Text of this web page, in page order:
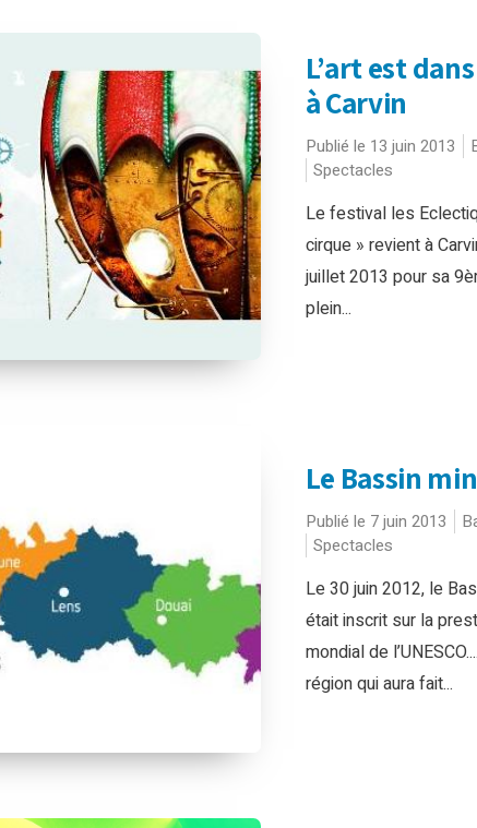
L’art est
à Carvin
Publié le 13 juin 2013
Spectacles
Le festival les
cirque » revient à
juillet 2013 pour sa
plein...
Le Bassin
Publié le 7 juin 2013
Spectacles
Le 30 juin 2012, le
était inscrit sur la
mondial de
région qui aura fait...